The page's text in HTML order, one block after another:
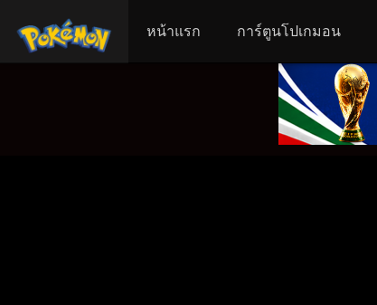
หน้าแรก การ์ตูนโปเกมอน